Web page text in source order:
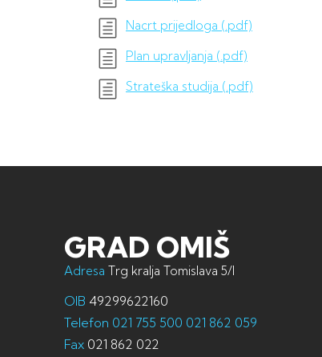
Nacrt prijedloga (.pdf)
Plan upravljanja (.pdf)
Strateška studija (.pdf)
GRAD OMIŠ
Adresa Trg kralja Tomislava 5/I
OIB 49299622160
Telefon 021 755 500 021 862 059
Fax 021 862 022